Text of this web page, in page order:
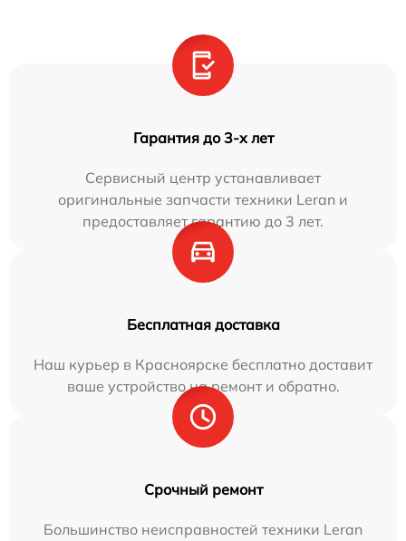
Гарантия до 3-х лет
Сервисный центр устанавливает
оригинальные запчасти техники Leran и
предоставляет гарантию до 3 лет.
Бесплатная доставка
Наш курьер в Красноярске бесплатно доставит
ваше устройство на ремонт и обратно.
Срочный ремонт
Большинство неисправностей техники Leran